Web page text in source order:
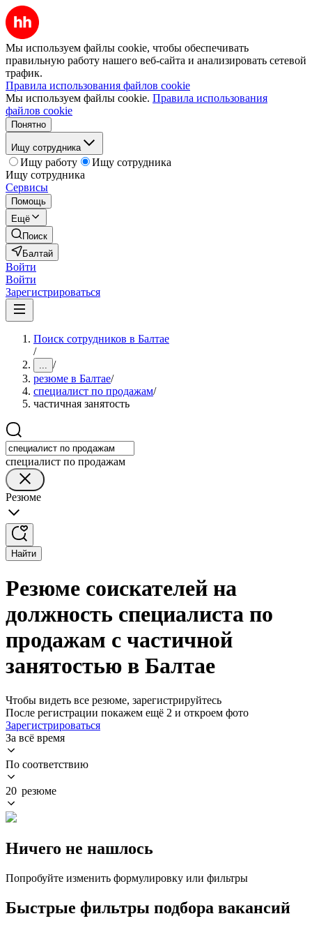
Мы используем файлы cookie, чтобы обеспечивать
правильную работу нашего веб-сайта и анализировать сетевой
трафик.
Правила использования файлов cookie
Мы используем файлы cookie. Правила использования
файлов cookie
Понятно
Ищу сотрудника
Ищу работу
Ищу сотрудника
Ищу сотрудника
Сервисы
Помощь
Ещё
Поиск
Балтай
Войти
Войти
Зарегистрироваться
Поиск сотрудников в Балтае
/
... /
резюме в Балтае/
специалист по продажам/
частичная занятость
специалист по продажам
Резюме
Найти
Резюме соискателей на
должность специалиста по
продажам с частичной
занятостью в Балтае
Чтобы видеть все резюме, зарегистрируйтесь
После регистрации покажем ещё 2 и откроем фото
Зарегистрироваться
За всё время
По соответствию
20 резюме
Ничего не нашлось
Попробуйте изменить формулировку или фильтры
Быстрые фильтры подбора вакансий